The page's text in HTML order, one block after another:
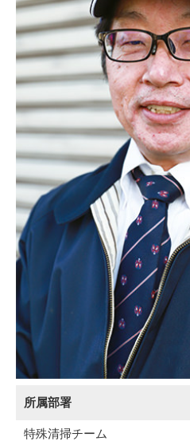
所属部署
特殊清掃チーム